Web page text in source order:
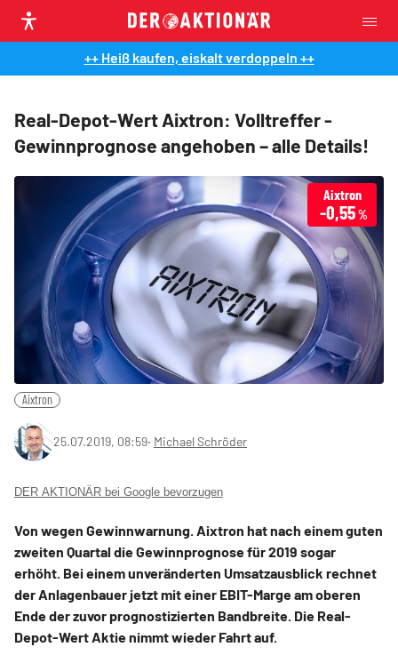
++ Heiß kaufen, eiskalt verdoppeln ++
Real-Depot-Wert Aixtron: Volltreffer -
Gewinnprognose angehoben – alle Details!
Aixtron
-0,55%
Aixtron
25.07.2019, 08:59‧ Michael Schröder
DER AKTIONÄR bei Google bevorzugen
Von wegen Gewinnwarnung. Aixtron hat nach einem guten
zweiten Quartal die Gewinnprognose für 2019 sogar
erhöht. Bei einem unveränderten Umsatzausblick rechnet
der Anlagenbauer jetzt mit einer EBIT-Marge am oberen
Ende der zuvor prognostizierten Bandbreite. Die Real-
Depot-Wert Aktie nimmt wieder Fahrt auf.